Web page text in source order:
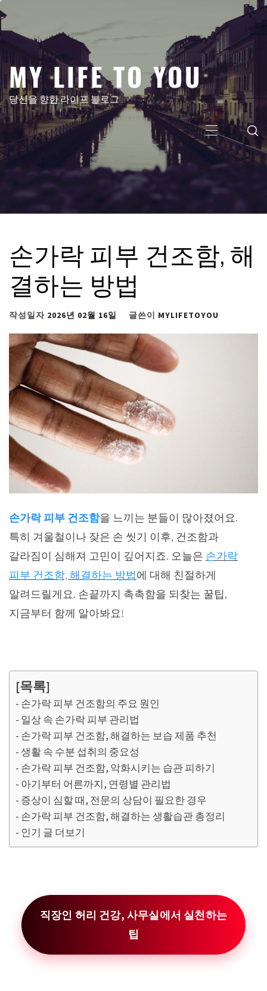
텐
건
뛰
기
MY LIFE TO YOU
당신을 향한 라이프 블로그
주
메
뉴
손가락 피부 건조함, 해
결하는 방법
작성일자 2026년 02월 16일 글쓴이 MYLIFETOYOU
손가락 피부 건조함을 느끼는 분들이 많아졌어요.
특히 겨울철이나 잦은 손 씻기 이후, 건조함과
갈라짐이 심해져 고민이 깊어지죠. 오늘은 손가락
피부 건조함, 해결하는 방법에 대해 친절하게
알려드릴게요. 손끝까지 촉촉함을 되찾는 꿀팁,
지금부터 함께 알아봐요!
[목록]
손가락 피부 건조함의 주요 원인
일상 속 손가락 피부 관리법
손가락 피부 건조함, 해결하는 보습 제품 추천
생활 속 수분 섭취의 중요성
손가락 피부 건조함, 악화시키는 습관 피하기
아기부터 어른까지, 연령별 관리법
증상이 심할 때, 전문의 상담이 필요한 경우
손가락 피부 건조함, 해결하는 생활습관 총정리
인기 글 더보기
직장인 허리 건강, 사무실에서 실천하는
팁